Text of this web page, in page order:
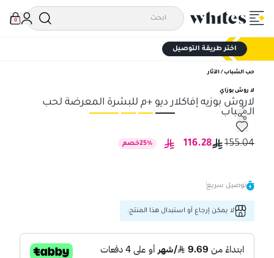
0
اختر طريقة التوصيل
حب الشباب / الآثار
لا روش بوزاي
لاروش بوزيه إفاكلار ديو +م للبشرة المعرضة لحب
الشباب
لاروش بوزيه إفاكلار ديو +م للبشرة المعرضة لحب الشباب
155.04
116.28
25% خصم
توصيل سريع
لا يمكن إرجاع أو استبدال هذا المنتج.